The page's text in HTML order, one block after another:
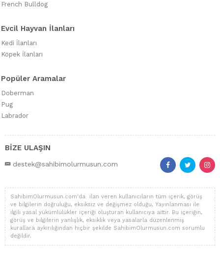
French Bulldog
Evcil Hayvan İlanları
Kedi İlanları
Köpek İlanları
Popüler Aramalar
Doberman
Pug
Labrador
BİZE ULAŞIN
destek@sahibimolurmusun.com
SahibimOlurmusun.com'da ilan veren kullanıcıların tüm içerik, görüş
ve bilgilerin doğruluğu, eksiksiz ve değişmez olduğu, Yayınlanması ile
ilgili yasal yükümlülükler içeriği oluşturan kullanıcıya aittir. Bu içeriğin,
görüş ve bilgilerin yanlışlık, eksiklik veya yasalarla düzenlenmiş
kurallara aykırılığından hiçbir şekilde SahibimOlurmusun.com sorumlu
değildir.